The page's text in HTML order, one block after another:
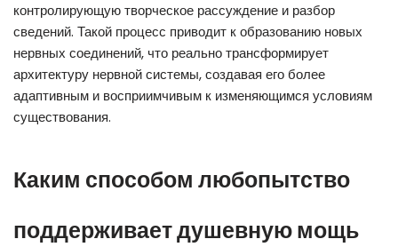
контролирующую творческое рассуждение и разбор
сведений. Такой процесс приводит к образованию новых
нервных соединений, что реально трансформирует
архитектуру нервной системы, создавая его более
адаптивным и восприимчивым к изменяющимся условиям
существования.
Каким способом любопытство
поддерживает душевную мощь